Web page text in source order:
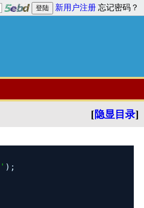
新用户注册 忘记密码？
[隐显目录]
' );